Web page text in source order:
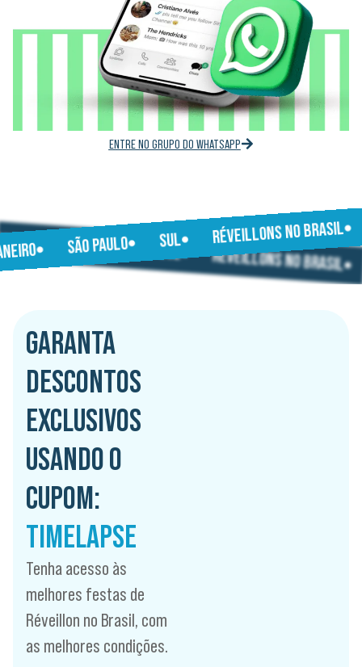
ENTRE NO GRUPO DO WHATSAPP
SÃO PAULO SUL RÉVEILLONS NO BRASIL
SÃO PAULO SUL RÉVEILLONS NO BRASIL
GARANTA
DESCONTOS
EXCLUSIVOS
USANDO O
CUPOM:
TIMELAPSE
Tenha acesso às
melhores festas de
Réveillon no Brasil, com
as melhores condições.